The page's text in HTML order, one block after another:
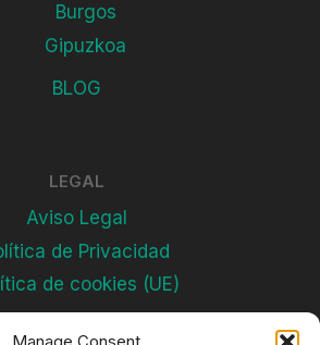
Burgos
Gipuzkoa
BLOG
LEGAL
Aviso Legal
de Privacidad
de cookies (UE)